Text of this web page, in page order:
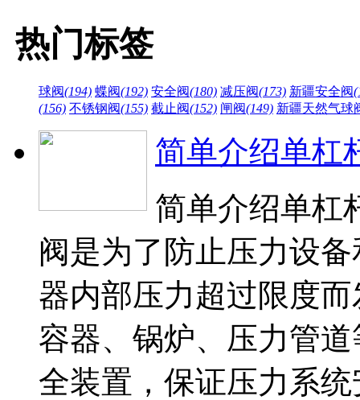
热门标签
球阀(194) 蝶阀(192) 安全阀(180) 减压阀(173) 新疆安全阀
(156) 不锈钢阀(155) 截止阀(152) 闸阀(149) 新疆天然气球
简单介绍单杠
简单介绍单杠
阀是为了防止压力设
器内部压力超过限度
容器、锅炉、压力管
全装置，保证压力系